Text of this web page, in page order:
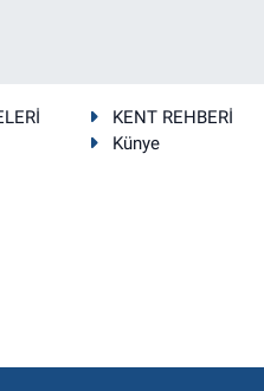
KENT REHBERİ
Künye